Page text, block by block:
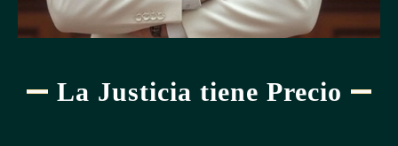
La Justicia tiene Precio